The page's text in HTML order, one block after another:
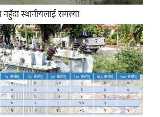
नहुँदा स्थानीयलाई समस्या